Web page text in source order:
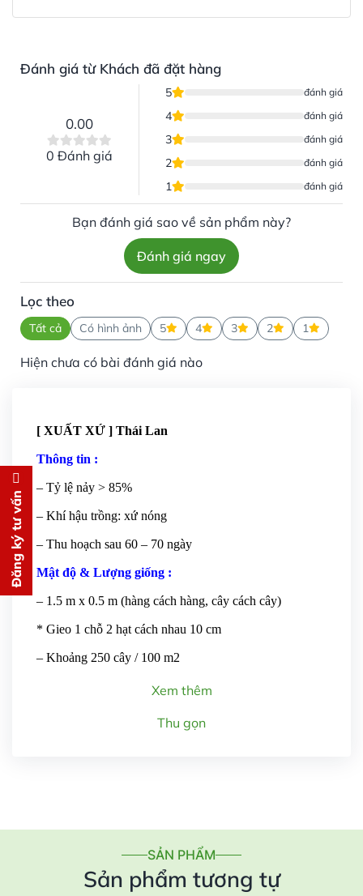
Đánh giá từ Khách đã đặt hàng
0.00
0 Đánh giá
5 đánh giá
4 đánh giá
3 đánh giá
2 đánh giá
1 đánh giá
Bạn đánh giá sao về sản phẩm này?
Đánh giá ngay
Lọc theo
Tất cả Có hình ảnh 5 4 3 2 1
Hiện chưa có bài đánh giá nào
[ XUẤT XỨ ] Thái Lan
Thông tin :
– Tỷ lệ nảy > 85%
– Khí hậu trồng: xứ nóng
– Thu hoạch sau 60 – 70 ngày
Mật độ & Lượng giống :
– 1.5 m x 0.5 m (hàng cách hàng, cây cách cây)
* Gieo 1 chỗ 2 hạt cách nhau 10 cm
– Khoảng 250 cây / 100 m2
Xem thêm
Thu gọn
SẢN PHẨM
Sản phẩm tương tự
Đăng ký tư vấn Đăng ký tư vấn
PHÍ
cho bạn ngay lập tức